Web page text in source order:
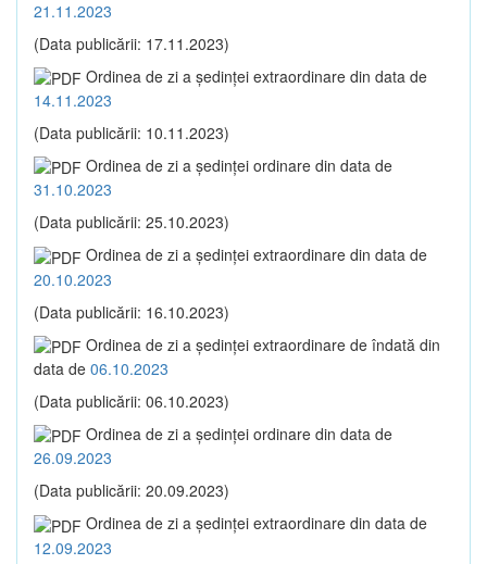
21.11.2023
(Data publicării: 17.11.2023)
Ordinea de zi a şedinţei extraordinare din data de
14.11.2023
(Data publicării: 10.11.2023)
Ordinea de zi a şedinţei ordinare din data de
31.10.2023
(Data publicării: 25.10.2023)
Ordinea de zi a şedinţei extraordinare din data de
20.10.2023
(Data publicării: 16.10.2023)
Ordinea de zi a şedinţei extraordinare de îndată din
data de 06.10.2023
(Data publicării: 06.10.2023)
Ordinea de zi a şedinţei ordinare din data de
26.09.2023
(Data publicării: 20.09.2023)
Ordinea de zi a şedinţei extraordinare din data de
12.09.2023